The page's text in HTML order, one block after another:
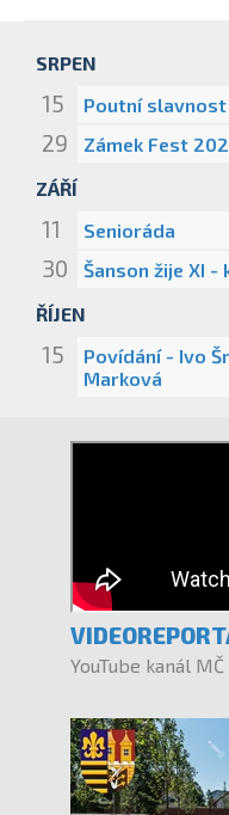
SRPEN
15 Poutní slavnost
29
Zámek Fest
ZÁŘÍ
11 Senioráda
30
Šanson žije XI
ŘÍJEN
15
Povídání - Ivo
Marková
YouTube kanál MČ